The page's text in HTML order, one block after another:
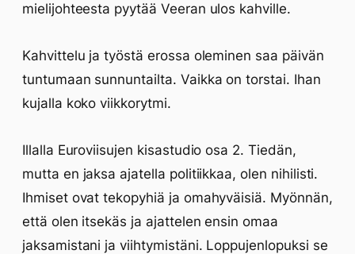
mielijohteesta pyytää Veeran ulos kahville.
Kahvittelu ja työstä erossa oleminen saa päivän
tuntumaan sunnuntailta. Vaikka on torstai. Ihan
kujalla koko viikkorytmi.
Illalla Euroviisujen kisastudio osa 2. Tiedän,
mutta en jaksa ajatella politiikkaa, olen nihilisti.
Ihmiset ovat tekopyhiä ja omahyväisiä. Myönnän,
että olen itsekäs ja ajattelen ensin omaa
jaksamistani ja viihtymistäni. Loppujenlopuksi se